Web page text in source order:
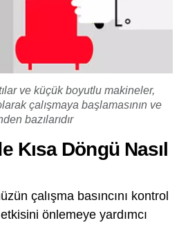
ve küçük boyutlu makineler,
çalışmaya başlamasının ve
bazılarıdır
Kısa Döngü Nasıl
çalışma basıncını kontrol
önlemeye yardımcı